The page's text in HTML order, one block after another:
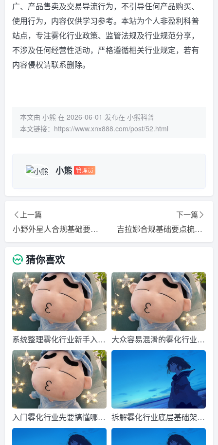
广、产品售卖及交易导流行为，不引导任何产品购买、
使用行为，内容仅供学习参考。本站为个人非盈利科普
站点，专注雾化行业政策、监管法规及行业规范分享，
不涉及任何经营性活动，严格遵循相关行业规定，若有
内容侵权请联系删除。
本文由 小熊 在 2026-06-01 发布在 小熊科普
本文链接： https://www.xnx888.com/post/52.html
小熊 管理员
上一篇
小野外星人合规基础要点梳理 公益科普分享
下一篇
吉拉娜合规基础要点梳理 公益科普分享
猜你喜欢
系统整理雾化行业新手入门
必备知识
大众容易混淆的雾化行业基
础概念
入门雾化行业先要搞懂哪些
基础常识
拆解雾化行业底层基础架构
与原理